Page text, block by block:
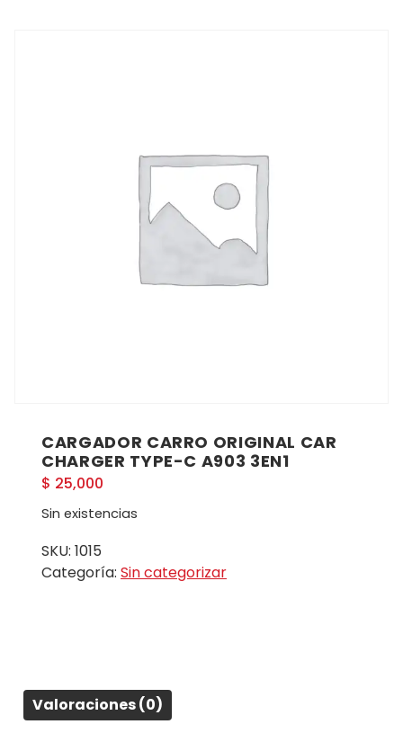
CARGADOR CARRO ORIGINAL CAR
CHARGER TYPE-C A903 3EN1
$ 25,000
Sin existencias
SKU: 1015
Categoría: Sin categorizar
Valoraciones (0)